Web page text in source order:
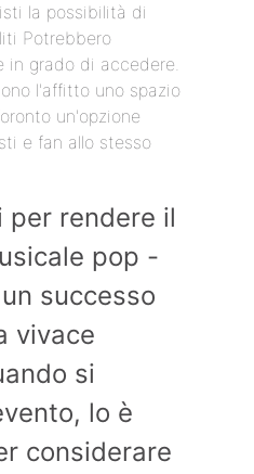
la possibilità di
Potrebbero
in grado di accedere.
l'affitto uno spazio
un'opzione
e fan allo stesso
per rendere il
pop -
successo
vivace
si
lo è
considerare